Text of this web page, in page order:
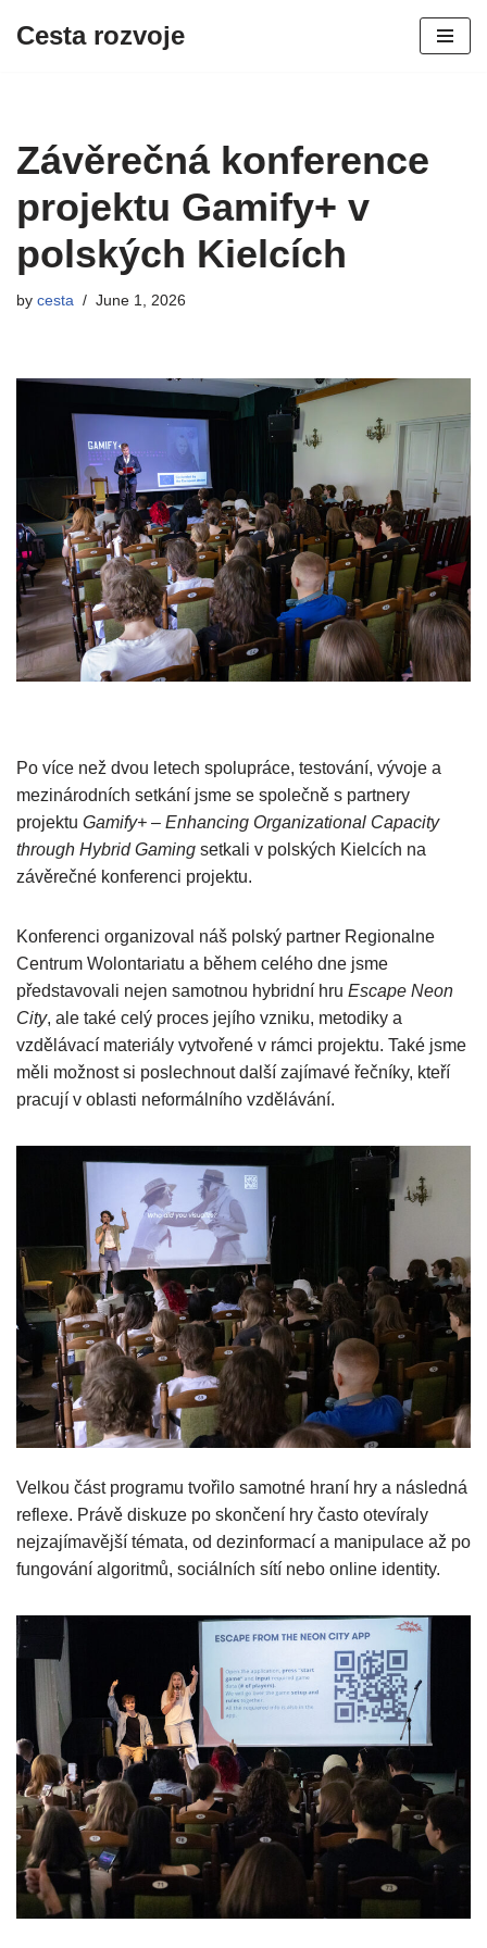
Cesta rozvoje
Závěrečná konference
projektu Gamify+ v
polských Kielcích
by cesta June 1, 2026
Po více než dvou letech spolupráce, testování, vývoje a
mezinárodních setkání jsme se společně s partnery
projektu Gamify+ – Enhancing Organizational Capacity
through Hybrid Gaming setkali v polských Kielcích na
závěrečné konferenci projektu.
Konferenci organizoval náš polský partner Regionalne
Centrum Wolontariatu a během celého dne jsme
představovali nejen samotnou hybridní hru Escape Neon
City, ale také celý proces jejího vzniku, metodiky a
vzdělávací materiály vytvořené v rámci projektu. Také jsme
měli možnost si poslechnout další zajímavé řečníky, kteří
pracují v oblasti neformálního vzdělávání.
Velkou část programu tvořilo samotné hraní hry a následná
reflexe. Právě diskuze po skončení hry často otevíraly
nejzajímavější témata, od dezinformací a manipulace až po
fungování algoritmů, sociálních sítí nebo online identity.